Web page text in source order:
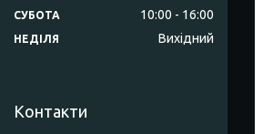
СУБОТА 10:00 16:00
НЕДІЛЯ Вихідний
Контакти